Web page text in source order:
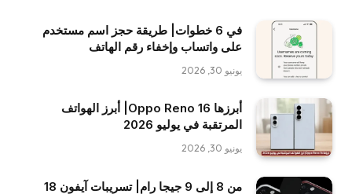
في 6 خطوات| طريقة حجز اسم مستخدم
على واتساب وإخفاء رقم الهاتف
يونيو 30, 2026
أبرزها Oppo Reno 16| أبرز الهواتف
المرتقبة في يوليو 2026
يونيو 30, 2026
من 8 إلى 9 جيجا رام| تسريبات آيفون 18